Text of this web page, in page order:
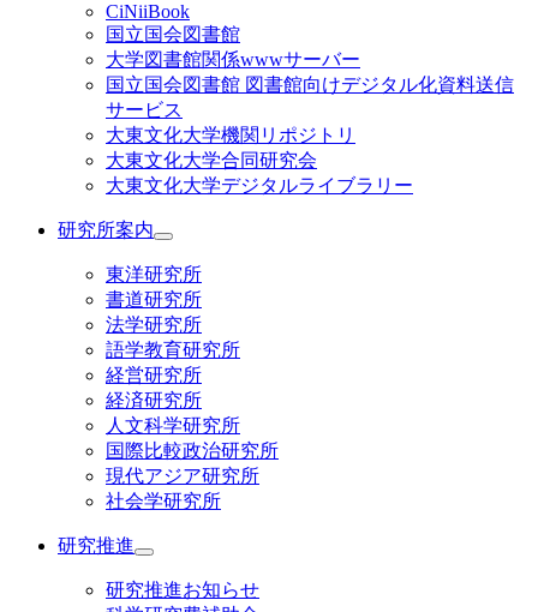
CiNiiBook
国立国会図書館
大学図書館関係wwwサーバー
国立国会図書館 図書館向けデジタル化資料送信
サービス
大東文化大学機関リポジトリ
大東文化大学合同研究会
大東文化大学デジタルライブラリー
研究所案内
東洋研究所
書道研究所
法学研究所
語学教育研究所
経営研究所
経済研究所
人文科学研究所
国際比較政治研究所
現代アジア研究所
社会学研究所
研究推進
研究推進お知らせ